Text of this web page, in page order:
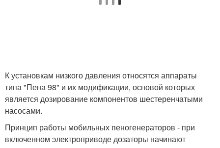
К установкам низкого давления относятся аппараты
типа "Пена 98" и их модификации, основой которых
является дозирование компонентов шестеренчатыми
насосами.
Принцип работы мобильных пеногенераторов - при
включенном электроприводе дозаторы начинают